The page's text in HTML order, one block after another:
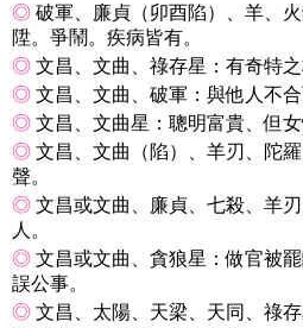
◎ 破軍、廉貞（卯酉陷）、羊、
陞。爭鬧。疾病皆有。
◎ 文昌、文曲、祿存星：有奇特之
◎ 文昌、文曲、破軍：與他人不合
◎ 文昌、文曲星：聰明富貴、但女
◎ 文昌、文曲（陷）、羊刃、陀
聲。
◎ 文昌或文曲、廉貞、七殺、羊
人。
◎ 文昌或文曲、貪狼星：做官被
誤公事。
◎ 文昌、太陽、天梁、天同、祿